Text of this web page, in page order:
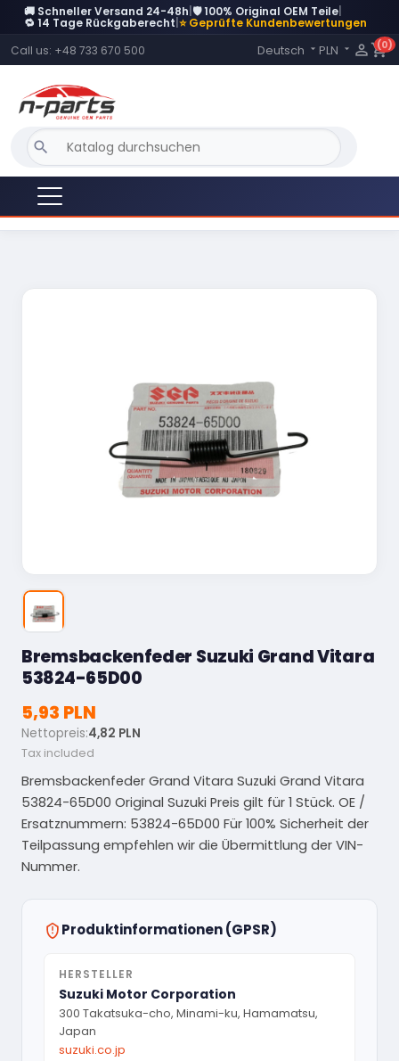
🚚 Schneller Versand 24-48h 🛡️ 100% Original OEM Teile
🔁 14 Tage Rückgaberecht ⭐ Geprüfte Kundenbewertungen
Call us: +48 733 670 500 Language:
Deutsch  PLN   shopping_cart
(0)
search
DERZEIT NICHT AUF LAGER
Bremsbackenfeder Suzuki Grand Vitara
53824-65D00
5,93 PLN
Nettopreis:4,82 PLN
Tax included
Bremsbackenfeder Grand Vitara Suzuki Grand Vitara
53824-65D00 Original Suzuki Preis gilt für 1 Stück. OE /
Ersatznummern: 53824-65D00 Für 100% Sicherheit der
Teilpassung empfehlen wir die Übermittlung der VIN-
Nummer.
Produktinformationen (GPSR)
HERSTELLER
Suzuki Motor Corporation
300 Takatsuka-cho, Minami-ku, Hamamatsu,
Japan
suzuki.co.jp